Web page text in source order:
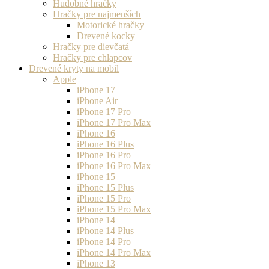
Hudobné hračky
Hračky pre najmenších
Motorické hračky
Drevené kocky
Hračky pre dievčatá
Hračky pre chlapcov
Drevené kryty na mobil
Apple
iPhone 17
iPhone Air
iPhone 17 Pro
iPhone 17 Pro Max
iPhone 16
iPhone 16 Plus
iPhone 16 Pro
iPhone 16 Pro Max
iPhone 15
iPhone 15 Plus
iPhone 15 Pro
iPhone 15 Pro Max
iPhone 14
iPhone 14 Plus
iPhone 14 Pro
iPhone 14 Pro Max
iPhone 13